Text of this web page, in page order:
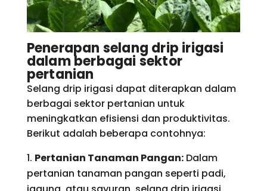
Penerapan selang drip irigasi
dalam berbagai sektor
pertanian
Selang drip irigasi dapat diterapkan dalam
berbagai sektor pertanian untuk
meningkatkan efisiensi dan produktivitas.
Berikut adalah beberapa contohnya:
Pertanian Tanaman Pangan:Dalam
pertanian tanaman pangan seperti padi,